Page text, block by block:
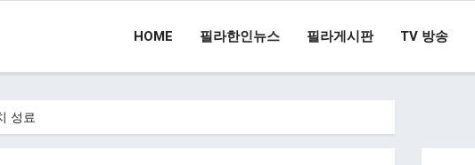
HOME 필라한인뉴스 필라게시판 TV 방송
성료